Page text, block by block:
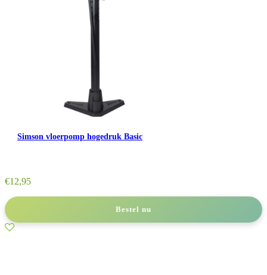
Simson vloerpomp hogedruk Basic
€12,95
Bestel nu